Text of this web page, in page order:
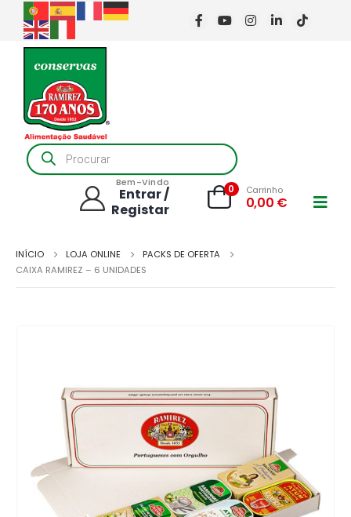
Products
search
Bem-Vindo
Entrar /
Registar
0 Carrinho
0,00 €
INÍCIO LOJA ONLINE
PACKS DE OFERTA
CAIXA RAMIREZ – 6 UNIDADES